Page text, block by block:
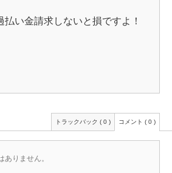
払い金請求しないと損ですよ！
トラックバック ( 0 ) コメント ( 0 )
ありません。